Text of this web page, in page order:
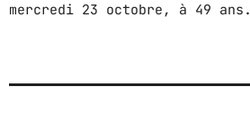
mercredi 23 octobre, à 49 ans.